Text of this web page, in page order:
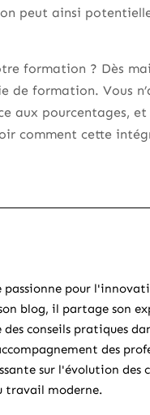
peut ainsi
formation ? Dès
formation. Vous
aux pourcentages,
comment cette
pour
blog, il partage son
conseils pratiques
des
sur l'évolution des
travail moderne.